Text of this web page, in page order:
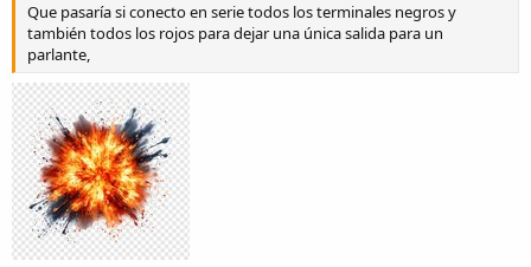
Que pasaría si conecto en serie todos los terminales negros y
también todos los rojos para dejar una única salida para un
parlante,